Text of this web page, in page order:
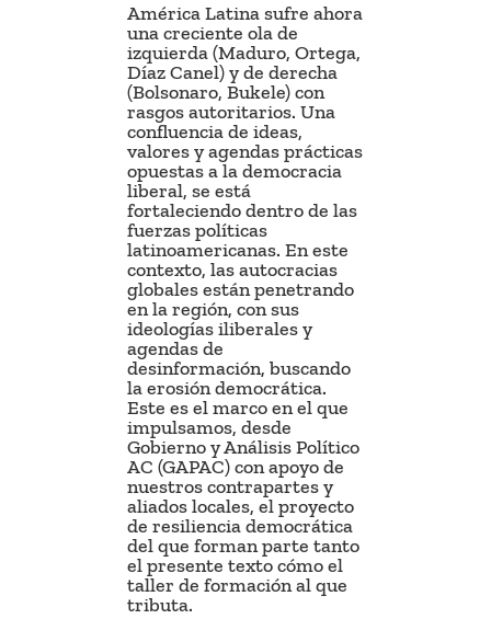
América Latina sufre ahora
una creciente ola de
izquierda (Maduro, Ortega,
Díaz Canel) y de derecha
(Bolsonaro, Bukele) con
rasgos autoritarios. Una
confluencia de ideas,
valores y agendas prácticas
opuestas a la democracia
liberal, se está
fortaleciendo dentro de las
fuerzas políticas
latinoamericanas. En este
contexto, las autocracias
globales están penetrando
en la región, con sus
ideologías iliberales y
agendas de
desinformación, buscando
la erosión democrática.
Este es el marco en el que
impulsamos, desde
Gobierno y Análisis Político
AC (GAPAC) con apoyo de
nuestros contrapartes y
aliados locales, el proyecto
de resiliencia democrática
del que forman parte tanto
el presente texto cómo el
taller de formación al que
tributa.